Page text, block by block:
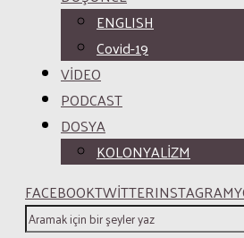
ENGLISH
Covid-19
VİDEO
PODCAST
DOSYA
KOLONYALİZM
FACEBOOKTWITTERINSTAGRAM